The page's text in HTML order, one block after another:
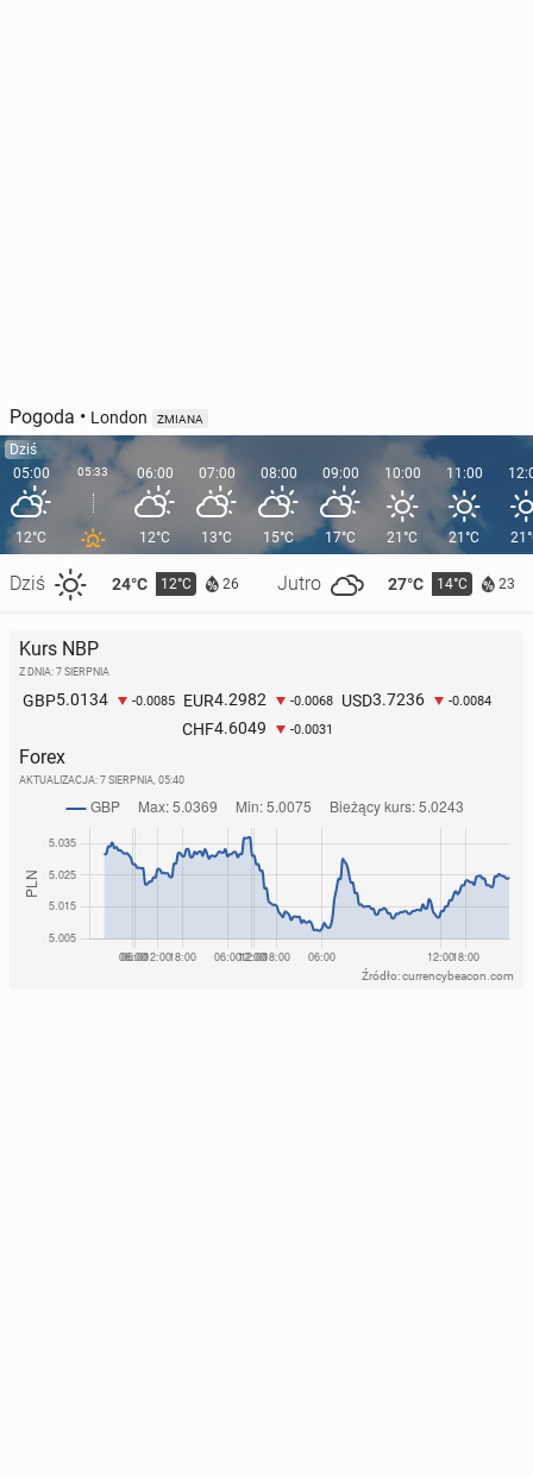
Pogoda • London ZMIANA
Dziś
05:00
12°C
Dziś 24°C 12°C 26 Jutro 27°C 14°C 23
05:33 06:00
12°C
07:00
13°C
08:00
15°C
09:00
17°C
10:00
21°C
11:00
21°C
Kurs NBP
Z DNIA: 7 SIERPNIA
GBP5.0134 -0.0085 EUR4.2982 -0.0068 USD3.7236 -0.0084
CHF4.6049 -0.0031
Forex
AKTUALIZACJA: 7 SIERPNIA, 05:40
Źródło: currencybeacon.com